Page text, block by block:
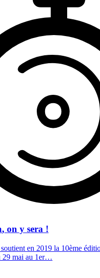
, on y sera !
en 2019 la 10ème
29 mai au 1er…